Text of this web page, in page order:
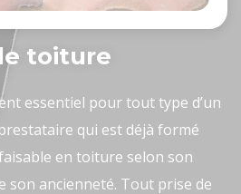
toiture
essentiel pour tout type d’un
qui est déjà formé
en toiture selon son
son ancienneté. Tout prise de